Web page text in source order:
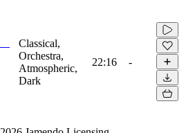
Classical,
Orchestra,
Atmospheric,
Dark
22:16 -